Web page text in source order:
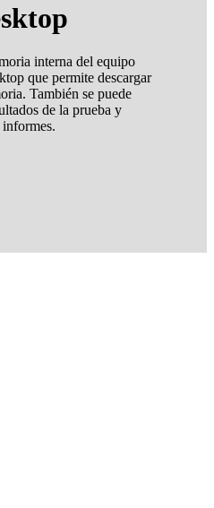
interna del equipo
que permite descargar
También se puede
de la prueba y
informes.